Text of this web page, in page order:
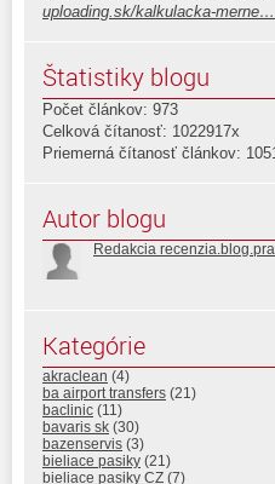
uploading.sk/kalkulacka-merne…
Štatistiky blogu
Počet článkov: 973
Celková čítanosť: 1022917x
Priemerná čítanosť článkov:
Autor blogu
Redakcia
Kategórie
akraclean (4)
ba airport transfers (21)
baclinic (11)
bavaris sk (30)
bazenservis (3)
bieliace pasiky (21)
bieliace pasiky CZ (7)